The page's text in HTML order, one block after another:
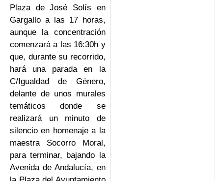
Plaza de José Solís en
Gargallo a las 17 horas,
aunque la concentración
comenzará a las 16:30h y
que, durante su recorrido,
hará una parada en la
C/Igualdad de Género,
delante de unos murales
temáticos donde se
realizará un minuto de
silencio en homenaje a la
maestra Socorro Moral,
para terminar, bajando la
Avenida de Andalucía, en